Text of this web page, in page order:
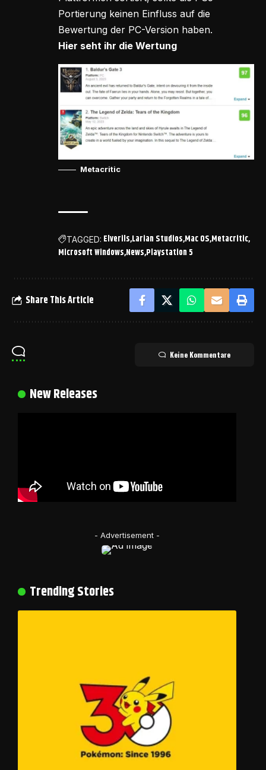
Portierung keinen Einfluss auf die
Bewertung der PC-Version haben.
Hier seht ihr die Wertung
Metacritic
TAGGED: Elverils Larian Studios Mac OS Metacritic
Microsoft Windows News Playstation 5
Share This Article
Keine Kommentare
New Releases
- Advertisement -
Trending Stories